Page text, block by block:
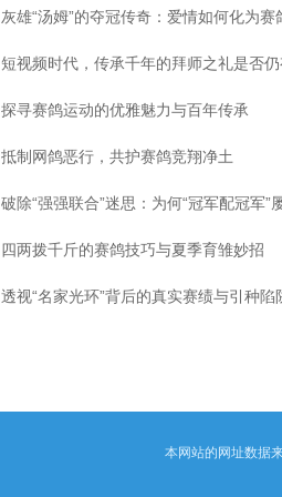
探寻赛鸽运动的优雅魅力与百年传承
抵制网鸽恶行，共护赛鸽竞翔净土
四两拨千斤的赛鸽技巧与夏季育雏妙招
透视“名家光环”背后的真实赛绩与引种陷
本网站的网址数据